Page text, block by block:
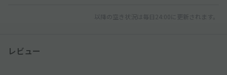
以降の空き状況は毎日24:00に更新されます。
レビュー